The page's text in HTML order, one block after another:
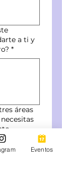
a ti y
*
áreas
Eventos